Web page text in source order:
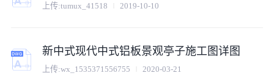
上传:tumux_41518 2019-10-10
新中式现代中式铝板景观亭子施工图详图
上传:wx_1535371556755 2020-03-21